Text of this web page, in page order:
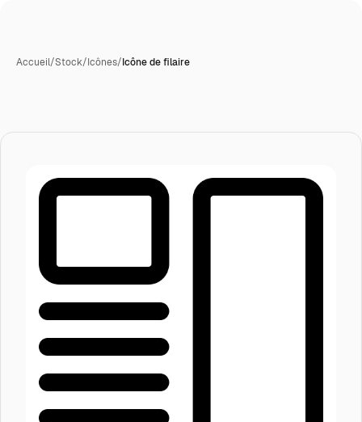
Accueil/Stock/Icônes/Icône de filaire